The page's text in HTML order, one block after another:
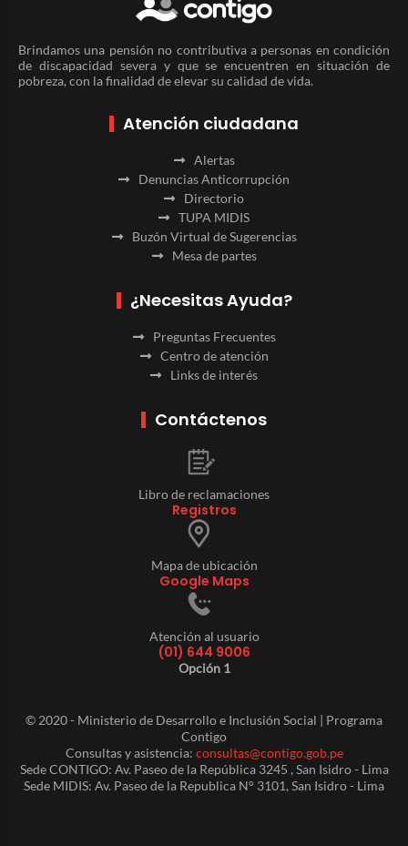
Brindamos una pensión no contributiva a personas en condición
de discapacidad severa y que se encuentren en situación de
pobreza, con la finalidad de elevar su calidad de vida.
Atención ciudadana
Alertas
Denuncias Anticorrupción
Directorio
TUPA MIDIS
Buzón Virtual de Sugerencias
Mesa de partes
¿Necesitas Ayuda?
Preguntas Frecuentes
Centro de atención
Links de interés
Contáctenos
Libro de reclamaciones
Registros
Mapa de ubicación
Google Maps
Atención al usuario
(01) 644 9006
Opción 1
© 2020 - Ministerio de Desarrollo e Inclusión Social | Programa
Contigo
Consultas y asistencia: consultas@contigo.gob.pe
Sede CONTIGO: Av. Paseo de la República 3245 , San Isidro - Lima
Sede MIDIS: Av. Paseo de la Republica N° 3101, San Isidro - Lima